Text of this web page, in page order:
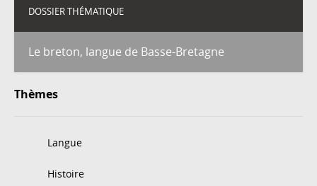
DOSSIER THÉMATIQUE
Le breton, langue de Basse-Bretagne
Thèmes
Langue
Histoire